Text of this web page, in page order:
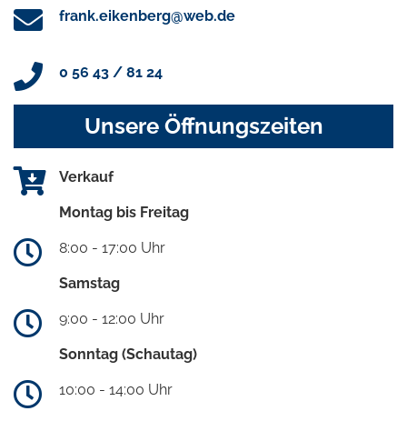
frank.eikenberg@web.de
0 56 43 / 81 24
Unsere Öffnungszeiten
Verkauf
Montag bis Freitag
8:00 - 17:00 Uhr
Samstag
9:00 - 12:00 Uhr
Sonntag (Schautag)
10:00 - 14:00 Uhr